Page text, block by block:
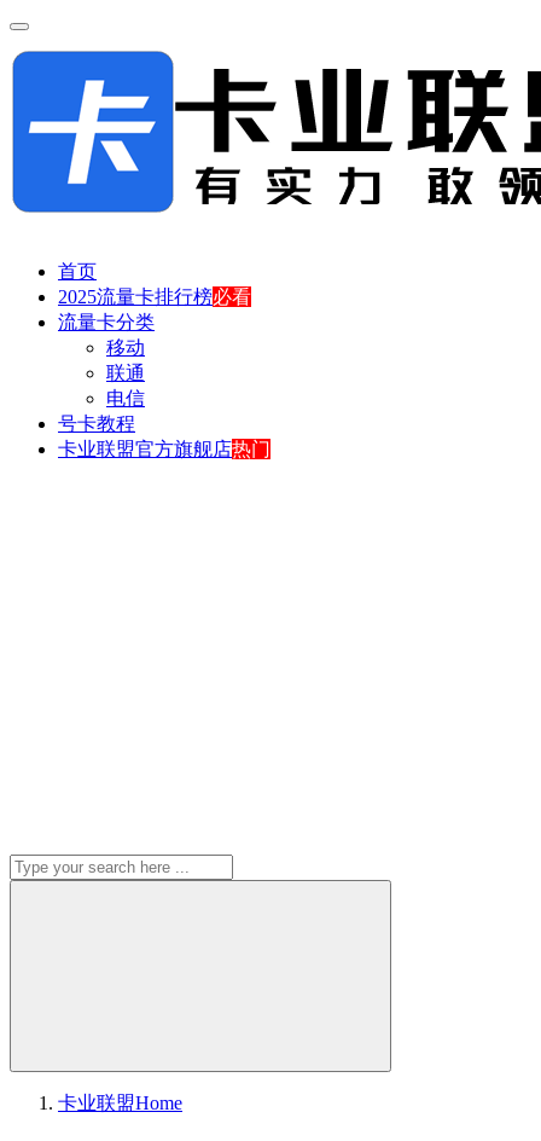
首页
2025流量卡排行榜必看
流量卡分类
移动
联通
电信
号卡教程
卡业联盟官方旗舰店热门
卡业联盟Home